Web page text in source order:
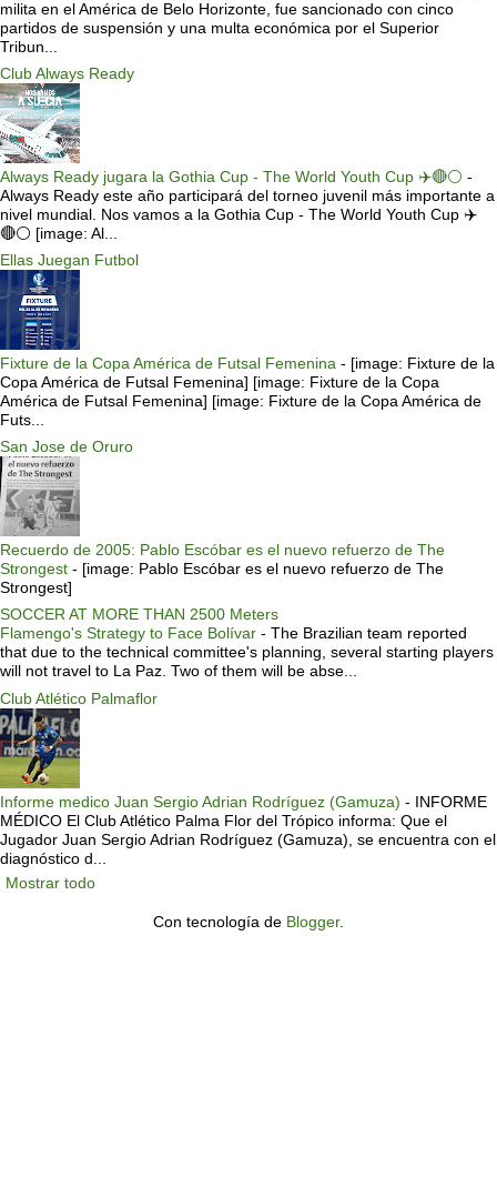
milita en el América de Belo Horizonte, fue sancionado con cinco
partidos de suspensión y una multa económica por el Superior
Tribun...
Club Always Ready
Always Ready jugara la Gothia Cup - The World Youth Cup ✈️🔴⚪️ -
Always Ready este año participará del torneo juvenil más importante a
nivel mundial. Nos vamos a la Gothia Cup - The World Youth Cup ✈️
🔴⚪️ [image: Al...
Ellas Juegan Futbol
Fixture de la Copa América de Futsal Femenina - [image: Fixture de la
Copa América de Futsal Femenina] [image: Fixture de la Copa
América de Futsal Femenina] [image: Fixture de la Copa América de
Futs...
San Jose de Oruro
Recuerdo de 2005: Pablo Escóbar es el nuevo refuerzo de The
Strongest - [image: Pablo Escóbar es el nuevo refuerzo de The
Strongest]
SOCCER AT MORE THAN 2500 Meters
Flamengo's Strategy to Face Bolívar - The Brazilian team reported
that due to the technical committee's planning, several starting players
will not travel to La Paz. Two of them will be abse...
Club Atlético Palmaflor
Informe medico Juan Sergio Adrian Rodríguez (Gamuza) - INFORME
MÉDICO El Club Atlético Palma Flor del Trópico informa: Que el
Jugador Juan Sergio Adrian Rodríguez (Gamuza), se encuentra con el
diagnóstico d...
Mostrar todo
Con tecnología de Blogger.